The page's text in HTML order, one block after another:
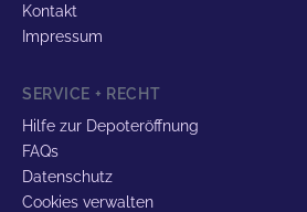
Kontakt
Impressum
SERVICE + RECHT
Hilfe zur Depoteröffnung
FAQs
Datenschutz
Cookies verwalten